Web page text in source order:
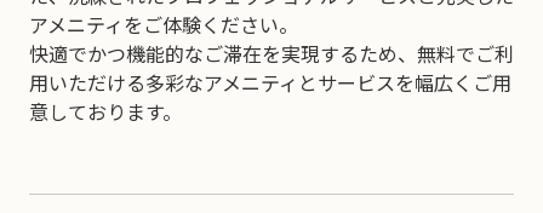
アメニティをご体験ください。
快適でかつ機能的なご滞在を実現するため、無料でご利
用いただける多彩なアメニティとサービスを幅広くご用
意しております。